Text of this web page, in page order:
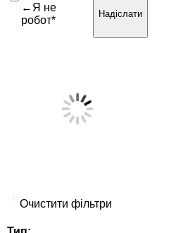
←Я не
робот*
Надіслати
Очистити фільтри